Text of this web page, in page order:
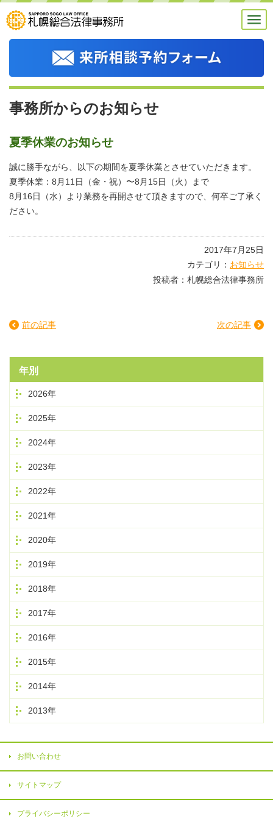
事務所からのお知らせ
夏季休業のお知らせ
誠に勝手ながら、以下の期間を夏季休業とさせていただきます。
夏季休業：8月11日（金・祝）〜8月15日（火）まで
8月16日（水）より業務を再開させて頂きますので、何卒ご了承く
ださい。
2017年7月25日
カテゴリ： お知らせ
投稿者：札幌総合法律事務所
前の記事 次の記事
年別
2026年
2025年
2024年
2023年
2022年
2021年
2020年
2019年
2018年
2017年
2016年
2015年
2014年
2013年
お問い合わせ
サイトマップ
プライバシーポリシー